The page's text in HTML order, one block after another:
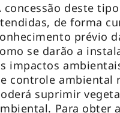
concessão deste
de forma
prévio
se darão a
impactos
controle ambiental
suprimir
Para obter